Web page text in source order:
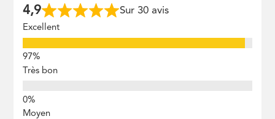
4,9 Sur 30 avis
Excellent
Très bon
Moyen